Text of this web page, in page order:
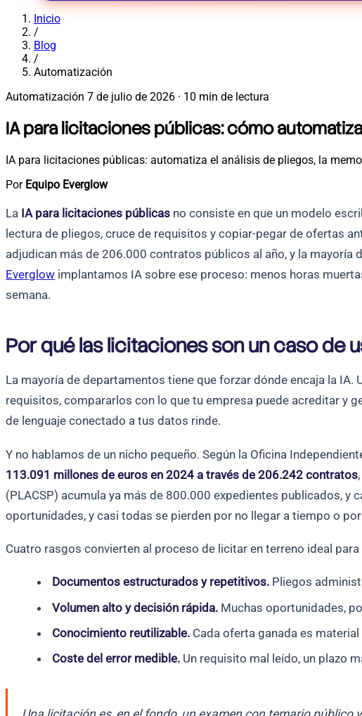
Inicio
/
Blog
/
Automatización
Automatización 7 de julio de 2026 · 10 min de lectura
IA para licitaciones públicas: cómo
IA para licitaciones públicas: automatiza el análisis de pliegos, la
Por Equipo Everglow
La IA para licitaciones públicas no consiste en que un modelo
lectura de pliegos, cruce de requisitos y copiar-pegar de ofertas
adjudican más de 206.000 contratos públicos al año, y la
Everglow implantamos IA sobre ese proceso: menos horas
semana.
Por qué las licitaciones son un caso de
La mayoría de departamentos tiene que forzar dónde encaja la
requisitos, compararlos con lo que tu empresa puede acreditar y
de lenguaje conectado a tus datos rinde.
Y no hablamos de un nicho pequeño. Según la Oficina
113.091 millones de euros en 2024 a través de 206.242 contratos
(PLACSP) acumula ya más de 800.000 expedientes publicados,
oportunidades, y casi todas se pierden por no llegar a tiempo o
Cuatro rasgos convierten al proceso de licitar en terreno ideal para
Documentos estructurados y repetitivos. Pliegos
Volumen alto y decisión rápida. Muchas oportunidades,
Conocimiento reutilizable. Cada oferta ganada es
Coste del error medible. Un requisito mal leído, un plazo